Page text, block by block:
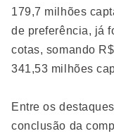
179,7 milhões
de preferência, já
cotas, somando
341,53 milhões
Entre os
conclusão da